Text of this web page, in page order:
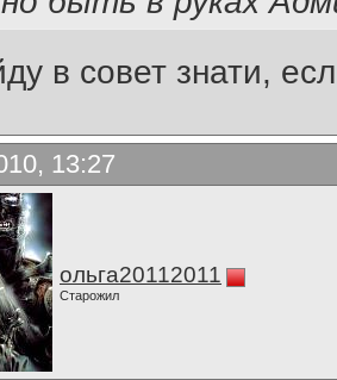
в совет знати,
13:27
ольга20112011
Старожил